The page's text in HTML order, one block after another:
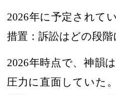
2026年に予定されて
措置：訴訟はどの段
2026年時点で、神韻
圧力に直面していた